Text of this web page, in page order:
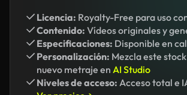
Licencia: Royalty-Free para uso
Contenido: Vídeos originales y
Especificaciones: Disponible en
Personalización: Mezcla este
nuevo metraje en AI Studio
Niveles de acceso: Acceso total e